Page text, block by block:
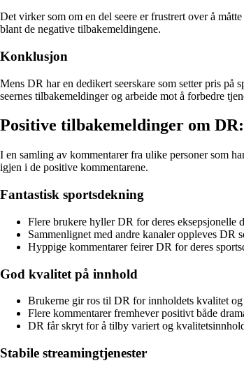
Det virker som om en del seere er frustrert over å
blant de negative tilbakemeldingene.
Konklusjon
Mens DR har en dedikert seerskare som setter pris
seernes tilbakemeldinger og arbeide mot å forbedre
Positive tilbakemeldinger om
I en samling av kommentarer fra ulike personer som
igjen i de positive kommentarene.
Fantastisk sportsdekning
Flere brukere hyller DR for deres eksepsjonelle
Sammenlignet med andre kanaler oppleves DR
Hyppige kommentarer feirer DR for deres
God kvalitet på innhold
Brukerne gir ros til DR for innholdets kvalitet
Flere kommentarer fremhever positivt både
DR får skryt for å tilby variert og
Stabile streamingtjenester